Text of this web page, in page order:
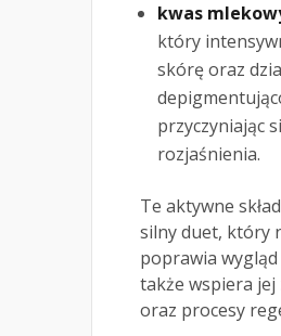
kwas
który
skórę oraz
przyczyniając
rozjaśnienia.
Te aktywne
silny duet, który
poprawia wygląd
także wspiera jej
oraz procesy